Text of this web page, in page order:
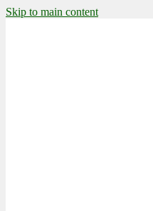
Skip to main content